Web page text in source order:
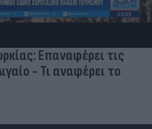
Επαναφέρει τις
- Τι αναφέρει το